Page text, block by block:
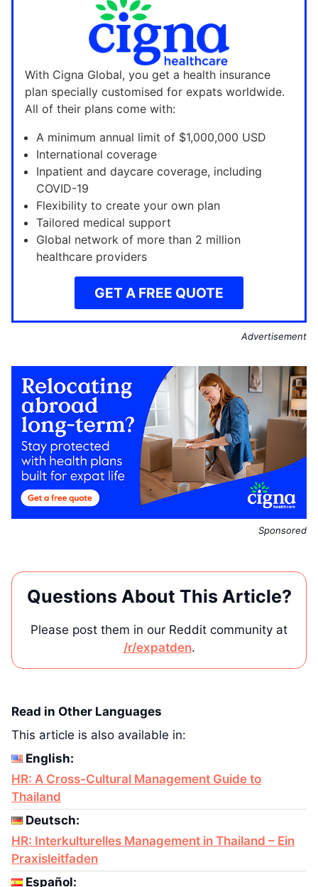
With Cigna Global, you get a health insurance
plan specially customised for expats worldwide.
All of their plans come with:
A minimum annual limit of $1,000,000 USD
International coverage
Inpatient and daycare coverage, including
COVID-19
Flexibility to create your own plan
Tailored medical support
Global network of more than 2 million
healthcare providers
GET A FREE QUOTE
Advertisement
Sponsored
Questions About This Article?
Please post them in our Reddit community at
/r/expatden.
Read in Other Languages
This article is also available in:
English:
HR: A Cross-Cultural Management Guide to
Thailand
Deutsch:
HR: Interkulturelles Management in Thailand – Ein
Praxisleitfaden
Español: